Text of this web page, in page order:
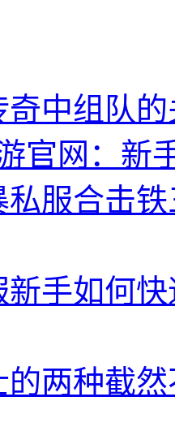
奇中组队
官网：新
私服合击
新手如何
的两种截